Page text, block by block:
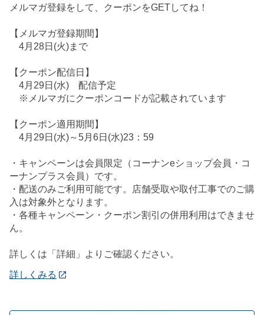
メルマガ登録をして、クーポンをGETしてね！
【メルマガ登録期間】
4月28日(火)まで
【クーポン配信日】
4月29日(水) 配信予定
※メルマガにクーポンコードが記載されています
【クーポン適用期間】
4月29日(水)～5月6日(水)23：59
・キャンペーンは会員限定（コーナンeショップ会員・コ
ーナンプラス会員）です。
・配送のみご利用可能です。店舗受取や取付工事でのご購
入は対象外となります。
・各種キャンペーン・クーポン割引の併用利用はできませ
ん。
詳しくは「詳細」よりご確認ください。
詳しくみる